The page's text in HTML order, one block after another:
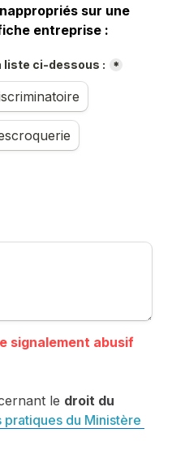
sur une
entreprise :
liste ci-dessous : *
signalement abusif
le droit du
pratiques du Ministère